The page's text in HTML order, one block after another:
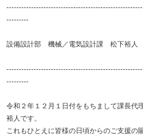
---------
設備設計部 機械／電気設計課 松下裕人
---------
令和２年１２月１日付をもちまして課長代
裕人です。
これもひとえに皆様の日頃からのご支援の